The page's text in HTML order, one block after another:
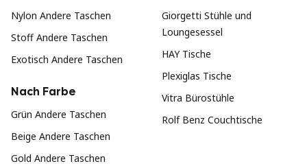
Nylon Andere Taschen
Stoff Andere Taschen
Exotisch Andere Taschen
Nach Farbe
Grün Andere Taschen
Beige Andere Taschen
Gold Andere Taschen
Giorgetti Stühle und
Loungesessel
HAY Tische
Plexiglas Tische
Vitra Bürostühle
Rolf Benz Couchtische